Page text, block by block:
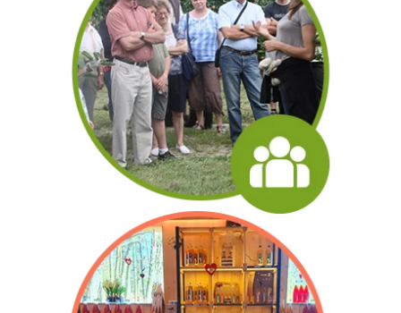
VISITE DE GROUPE
VISITE DES GROUPE
En savoir plus